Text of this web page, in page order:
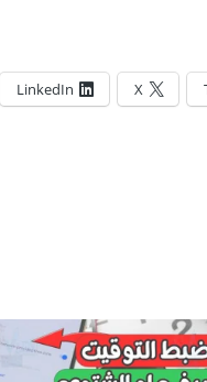
X
LinkedIn